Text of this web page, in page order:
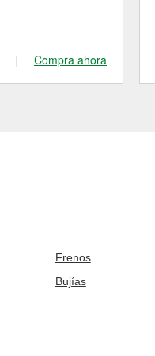
| Compra ahora
Frenos
Bujías